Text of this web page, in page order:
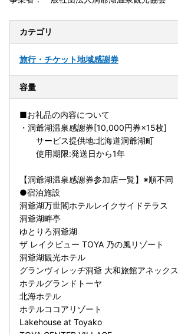
カテゴリ
旅行・チケット地域感謝券
容量
■お礼品の内容について
・洞爺湖温泉感謝券[10,000円券×15枚]
サービス提供地:北海道洞爺湖町
使用期限:発送日から1年
【洞爺湖温泉感謝券参加店一覧】※順不同
●宿泊施設
洞爺湖万世閣ホテルレイクサイドテラス
洞爺湖畔亭
ゆとりろ洞爺湖
ザ レイクビュー TOYA 乃の風リゾート
洞爺湖観光ホテル
グランヴィレッヂ洞爺 大和旅館アネックス
ホテルグランドトーヤ
北海ホテル
ホテルココアリゾート
Lakehouse at Toyako